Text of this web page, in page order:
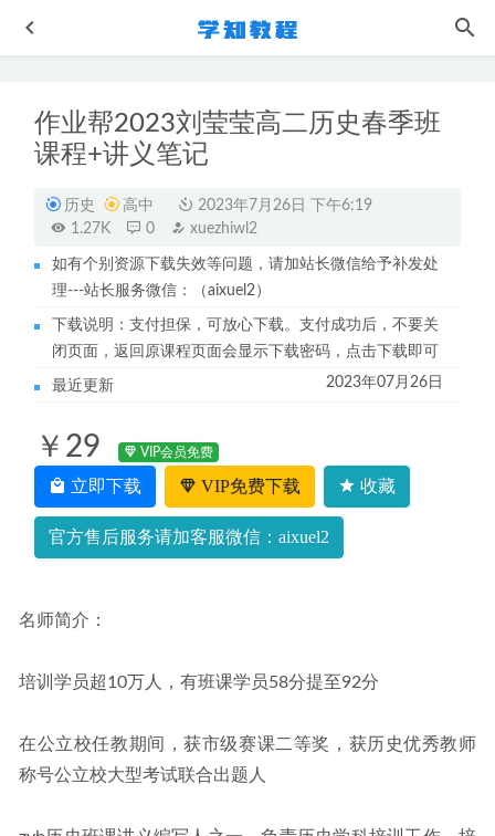
作业帮2023刘莹莹高二历史春季班
课程+讲义笔记
历史 高中
2023年7月26日 下午6:19
1.27K
0 xuezhiwl2
如有个别资源下载失效等问题，请加站长微信给予补发处
理---站长服务微信：（aixuel2）
下载说明：支付担保，可放心下载。支付成功后，不要关
闭页面，返回原课程页面会显示下载密码，点击下载即可
最近更新 2023年07月26日
￥29 VIP会员免费
立即下载 VIP免费下载 收藏
官方售后服务请加客服微信：aixuel2
名师简介：
培训学员超10万人，有班课学员58分提至92分
在公立校任教期间，获市级赛课二等奖，获历史优秀教师
称号公立校大型考试联合出题人
强势自律蜕变营教学课程 2023-05-29
黄冈中学初中数学全套课程-初一初二初三全套
作业帮2023张亚柔高三语文a+寒春班视频教程+课程笔记23
年高考语文二三轮复习课程 2023-06-21
2023赵礼显高三数学高考一二三轮复习教程+讲义
2023-10-
猿辅导高中数学网课教程23年问闫伟高三数学视频教程+讲
义秋季班 2022-11-15